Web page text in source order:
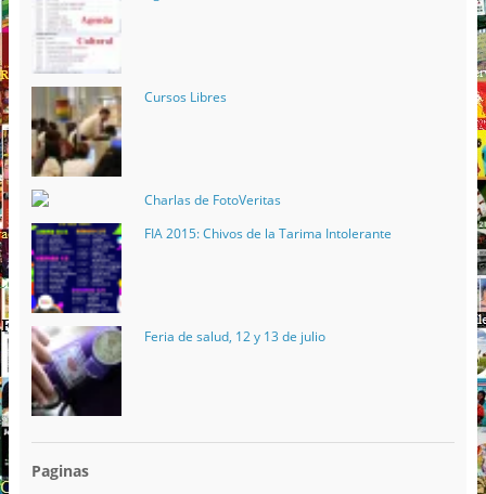
Cursos Libres
Charlas de FotoVeritas
FIA 2015: Chivos de la Tarima Intolerante
Feria de salud, 12 y 13 de julio
Paginas